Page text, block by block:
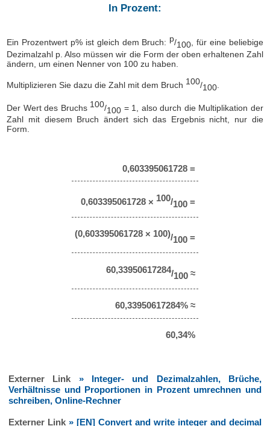
In Prozent:
Ein Prozentwert p% ist gleich dem Bruch: p/100 , für eine beliebige
Dezimalzahl p. Also müssen wir die Form der oben erhaltenen Zahl
ändern, um einen Nenner von 100 zu haben.
Multiplizieren Sie dazu die Zahl mit dem Bruch 100/100
Der Wert des Bruchs 100/100 = 1, also durch die Multiplikation der
Zahl mit diesem Bruch ändert sich das Ergebnis nicht, nur die
Form.
0,603395061728 =
0,603395061728 × 100/100 =
(0,603395061728 × 100)/100 =
60,33950617284/100 ≈
60,33950617284% ≈
60,34%
Externer Link » Integer- und Dezimalzahlen, Brüche,
Verhältnisse und Proportionen in Prozent umrechnen und
schreiben, Online-Rechner
Externer Link » [EN] Convert and write integer and decimal